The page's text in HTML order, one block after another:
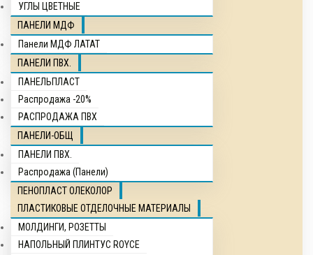
УГЛЫ ЦВЕТНЫЕ
ПАНЕЛИ МДФ
Панели МДФ ЛАТАТ
ПАНЕЛИ ПВХ.
ПАНЕЛЬПЛАСТ
Распродажа -20%
РАСПРОДАЖА ПВХ
ПАНЕЛИ-ОБЩ
ПАНЕЛИ ПВХ.
Распродажа (Панели)
ПЕНОПЛАСТ ОЛЕКОЛОР
ПЛАСТИКОВЫЕ ОТДЕЛОЧНЫЕ МАТЕРИАЛЫ
МОЛДИНГИ, РОЗЕТТЫ
НАПОЛЬНЫЙ ПЛИНТУС ROYCE